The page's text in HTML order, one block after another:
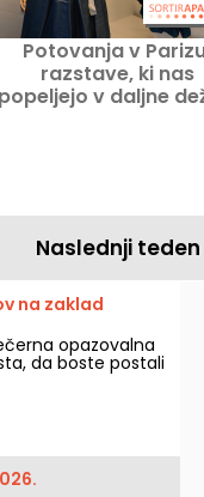
Potovanja v
razstave, ki nas
popeljejo v daljne
Naslednji teden
na zaklad
opazovalna
da boste postali